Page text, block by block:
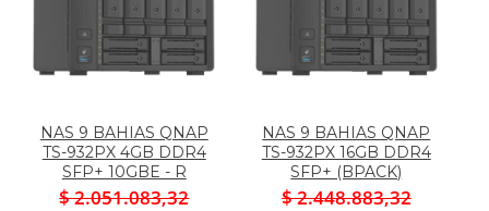
NAS 9 BAHIAS QNAP
TS-932PX 4GB DDR4
SFP+ 10GBE - R
$ 2.051.083,32
NAS 9 BAHIAS QNAP
TS-932PX 16GB DDR4
SFP+ (BPACK)
$ 2.448.883,32